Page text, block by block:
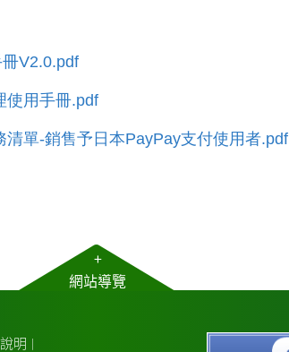
V2.0.pdf
使用手冊.pdf
清單-銷售予日本PayPay支付使用者.pdf
+
網站導覽
明 ｜